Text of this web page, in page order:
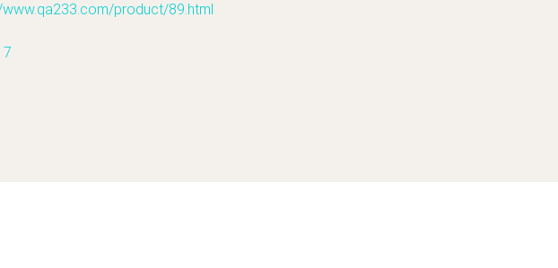
product/89.html